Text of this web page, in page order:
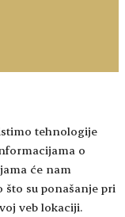
tehnologije
o
će nam
što su ponašanje pri
veb lokaciji.